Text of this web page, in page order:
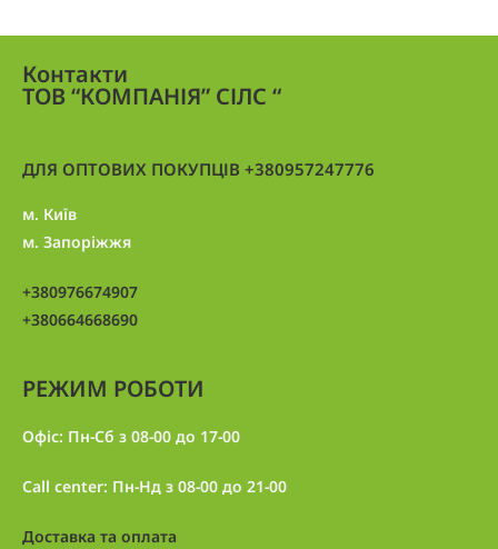
Контакти
ТОВ “КОМПАНІЯ” СІЛС “
ДЛЯ ОПТОВИХ ПОКУПЦІВ +380957247776
м. Київ
м. Запоріжжя
+380976674907
+380664668690
РЕЖИМ РОБОТИ
Офіс: Пн-Сб з 08-00 до 17-00
Call center: Пн-Нд з 08-00 до 21-00
Доставка та оплата